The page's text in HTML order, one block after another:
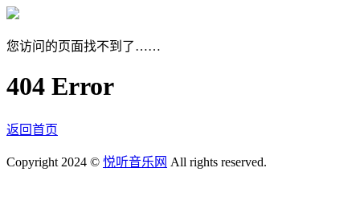
您访问的页面找不到了……
404 Error
返回首页
Copyright 2024 © 悦听音乐网 All rights reserved.